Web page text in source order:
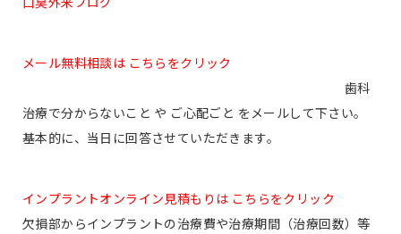
メール無料相談は こちらをクリック
歯科
治療で分からないこと や ご心配ごと をメールして下さい。
基本的に、当日に回答させていただきます。
インプラントオンライン見積もりは こちらをクリック
欠損部からインプラントの治療費や治療期間（治療回数）等